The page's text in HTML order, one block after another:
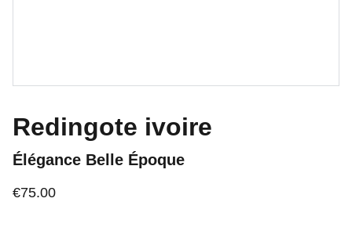
Redingote ivoire
Élégance Belle Époque
€75.00